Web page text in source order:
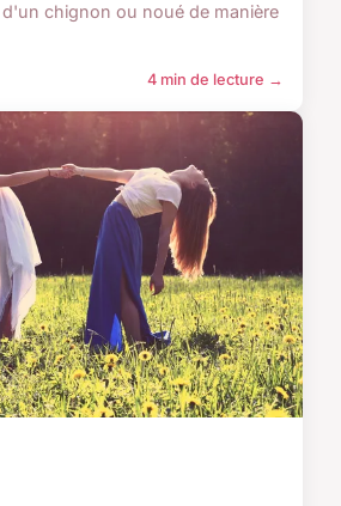
chignon ou noué de manière
4 min de lecture →